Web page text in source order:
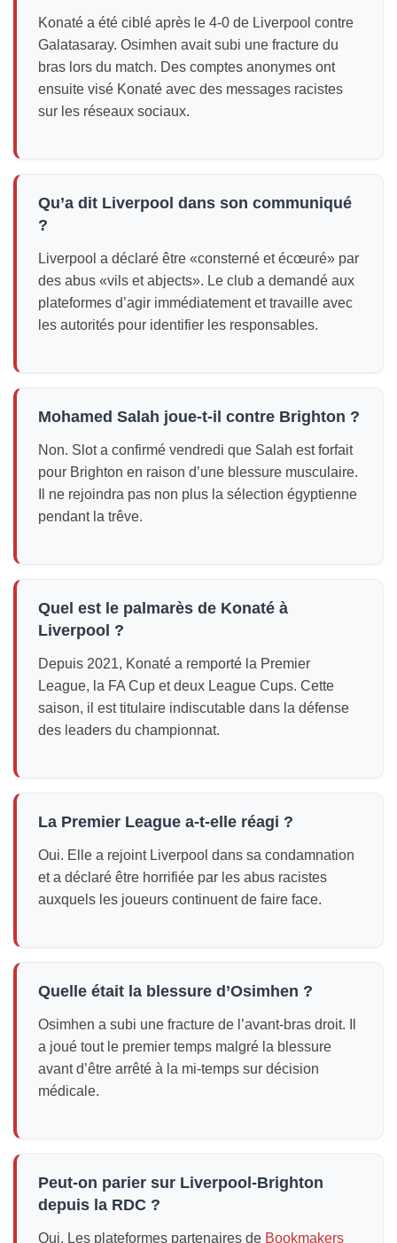
Konaté a été ciblé après le 4-0 de Liverpool contre
Galatasaray. Osimhen avait subi une fracture du
bras lors du match. Des comptes anonymes ont
ensuite visé Konaté avec des messages racistes
sur les réseaux sociaux.
Qu’a dit Liverpool dans son communiqué
?
Liverpool a déclaré être «consterné et écœuré» par
des abus «vils et abjects». Le club a demandé aux
plateformes d’agir immédiatement et travaille avec
les autorités pour identifier les responsables.
Mohamed Salah joue-t-il contre Brighton ?
Non. Slot a confirmé vendredi que Salah est forfait
pour Brighton en raison d’une blessure musculaire.
Il ne rejoindra pas non plus la sélection égyptienne
pendant la trêve.
Quel est le palmarès de Konaté à
Liverpool ?
Depuis 2021, Konaté a remporté la Premier
League, la FA Cup et deux League Cups. Cette
saison, il est titulaire indiscutable dans la défense
des leaders du championnat.
La Premier League a-t-elle réagi ?
Oui. Elle a rejoint Liverpool dans sa condamnation
et a déclaré être horrifiée par les abus racistes
auxquels les joueurs continuent de faire face.
Quelle était la blessure d’Osimhen ?
Osimhen a subi une fracture de l’avant-bras droit. Il
a joué tout le premier temps malgré la blessure
avant d’être arrêté à la mi-temps sur décision
médicale.
Peut-on parier sur Liverpool-Brighton
depuis la RDC ?
Oui. Les plateformes partenaires de Bookmakers